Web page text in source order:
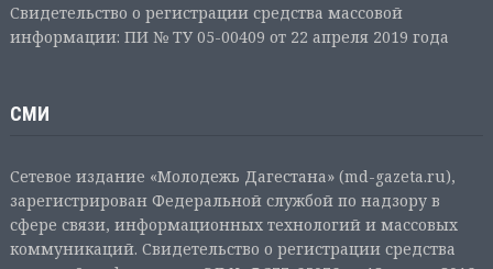
Свидетельство о регистрации средства массовой
информации: ПИ № ТУ 05-00409 от 22 апреля 2019 года
СМИ
Сетевое издание «Молодежь Дагестана» (md-gazeta.ru),
зарегистрирован Федеральной службой по надзору в
сфере связи, информационных технологий и массовых
коммуникаций. Свидетельство о регистрации средства